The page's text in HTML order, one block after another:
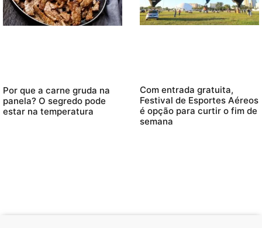
Por que a carne gruda na
panela? O segredo pode
estar na temperatura
Com entrada gratuita,
Festival de Esportes Aéreos
é opção para curtir o fim de
semana